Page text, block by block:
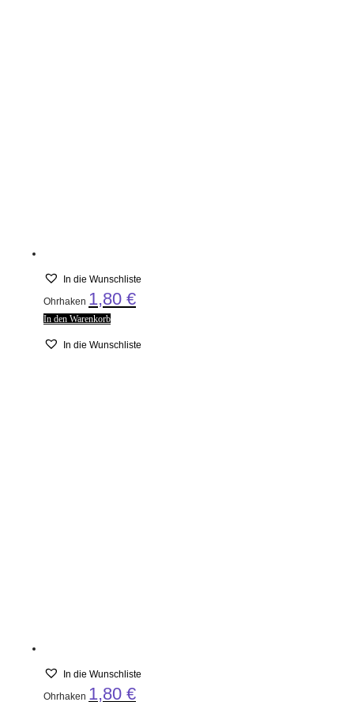
In die Wunschliste
Ohrhaken 1,80 €
In den Warenkorb
In die Wunschliste
In die Wunschliste
Ohrhaken 1,80 €